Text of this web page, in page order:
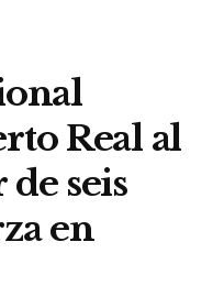
Real al
seis
en